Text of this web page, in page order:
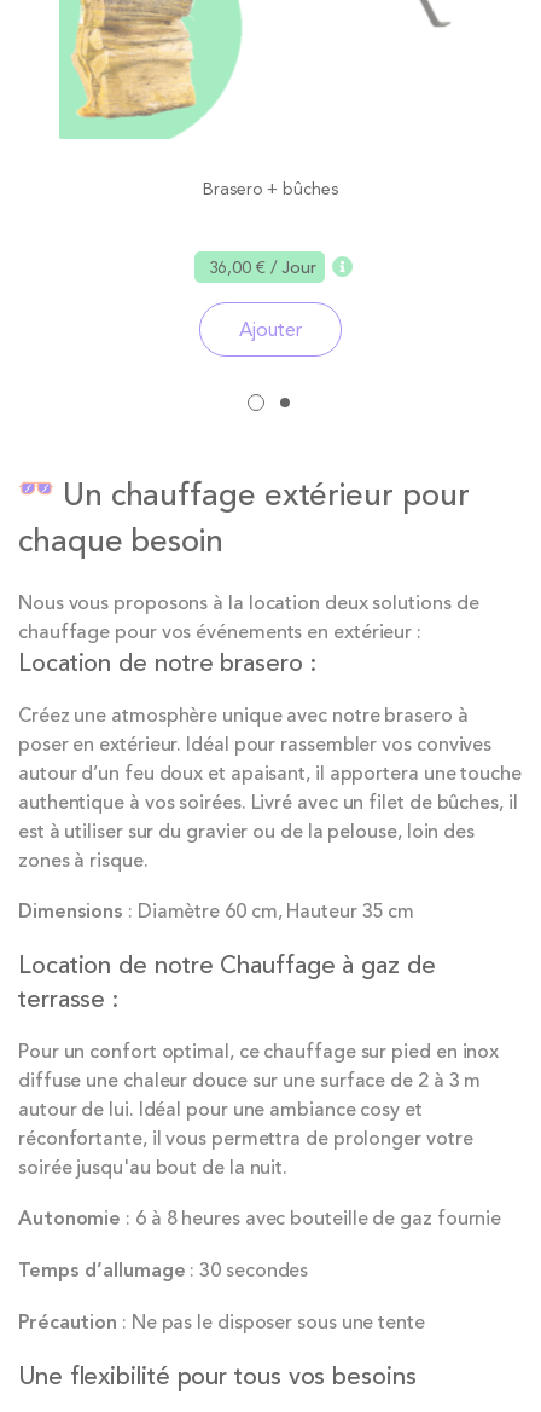
Brasero + bûches
36,00 €/ Jour
Ajouter
Un chauffage extérieur pour
chaque besoin
Nous vous proposons à la location deux solutions de
chauffage pour vos événements en extérieur :
Location de notre brasero :
Créez une atmosphère unique avec notre brasero à
poser en extérieur. Idéal pour rassembler vos convives
autour d’un feu doux et apaisant, il apportera une touche
authentique à vos soirées. Livré avec un filet de bûches, il
est à utiliser sur du gravier ou de la pelouse, loin des
zones à risque.
Dimensions : Diamètre 60 cm, Hauteur 35 cm
Location de notre Chauffage à gaz de
terrasse :
Pour un confort optimal, ce chauffage sur pied en inox
diffuse une chaleur douce sur une surface de 2 à 3 m
autour de lui. Idéal pour une ambiance cosy et
réconfortante, il vous permettra de prolonger votre
soirée jusqu'au bout de la nuit.
Autonomie : 6 à 8 heures avec bouteille de gaz fournie
Temps d’allumage : 30 secondes
Précaution : Ne pas le disposer sous une tente
Une flexibilité pour tous vos besoins